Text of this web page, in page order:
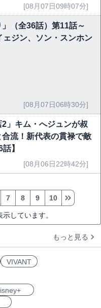
[08月07日09時07分]
（全36話）第11話～
ェジン、ソン・スンホン
[08月07日06時30分]
2」キム・へジュンが叔
流！新代表の貫禄で敵
】
[08月06日22時42分]
示しています。
7 8 9 10
もっと見る
VIVANT